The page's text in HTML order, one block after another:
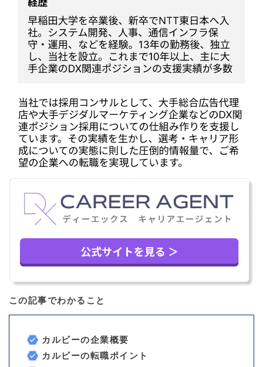
この記事でわかること
カルビーの企業概要
カルビーの転職ポイント